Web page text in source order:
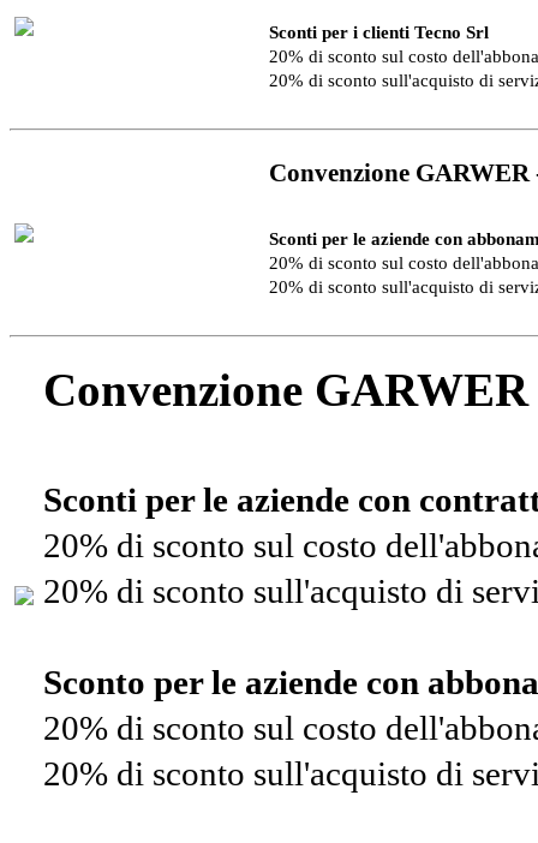
Sconti per i clienti Tecno Srl
20% di sconto sul costo
20% di sconto sull'acquisto di
Convenzione
Sconti per le aziende con
20% di sconto sul costo
20% di sconto sull'acquisto di
Convenzione
Sconti per le aziende con
20% di sconto sul costo
20% di sconto sull'acquisto di
Sconto per le aziende con
20% di sconto sul costo
20% di sconto sull'acquisto di